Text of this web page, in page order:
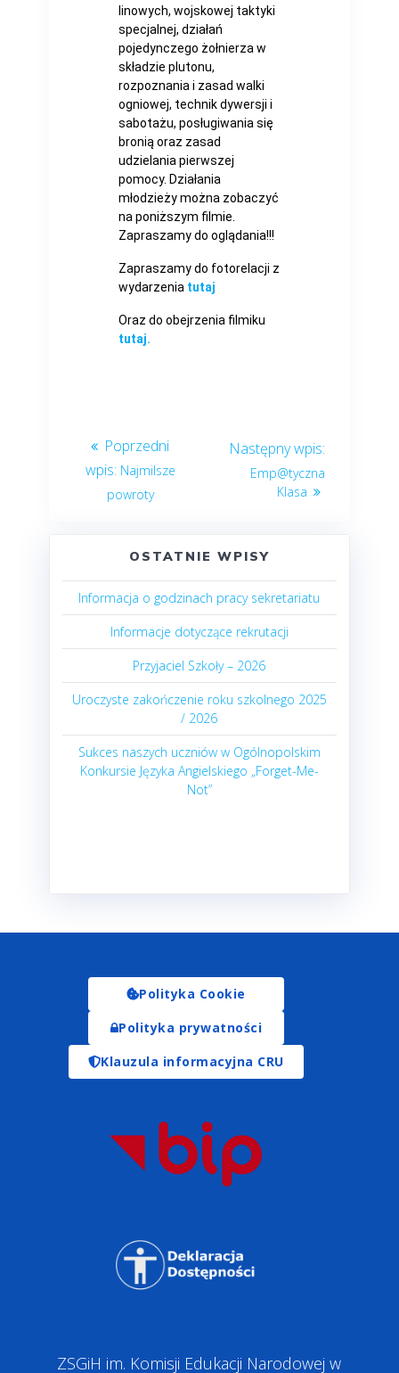
linowych, wojskowej taktyki
specjalnej, działań
pojedynczego żołnierza w
składzie plutonu,
rozpoznania i zasad walki
ogniowej, technik dywersji i
sabotażu, posługiwania się
bronią oraz zasad
udzielania pierwszej
pomocy. Działania
młodzieży można zobaczyć
na poniższym filmie.
Zapraszamy do oglądania!!!
Zapraszamy do fotorelacji z
wydarzenia tutaj
Oraz do obejrzenia filmiku
tutaj.
Najmilsze
powroty
Emp@tyczna
Klasa
OSTATNIE WPISY
Informacja o godzinach pracy sekretariatu
Informacje dotyczące rekrutacji
Przyjaciel Szkoły – 2026
Uroczyste zakończenie roku szkolnego 2025
/ 2026
Sukces naszych uczniów w Ogólnopolskim
Konkursie Języka Angielskiego „Forget-Me-
Not”
Polityka Cookie
Polityka prywatności
Klauzula informacyjna CRU